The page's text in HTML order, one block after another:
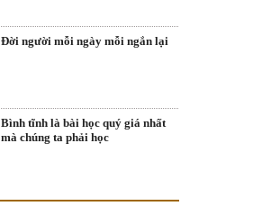
Đời người mỗi ngày mỗi ngắn lại
Bình tĩnh là bài học quý giá nhất
mà chúng ta phải học